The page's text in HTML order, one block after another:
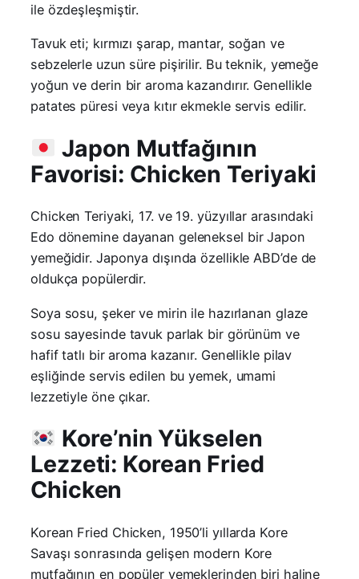
ile özdeşleşmiştir.
Tavuk eti; kırmızı şarap, mantar, soğan ve
sebzelerle uzun süre pişirilir. Bu teknik, yemeğe
yoğun ve derin bir aroma kazandırır. Genellikle
patates püresi veya kıtır ekmekle servis edilir.
Japon Mutfağının
Favorisi: Chicken Teriyaki
Chicken Teriyaki, 17. ve 19. yüzyıllar arasındaki
Edo dönemine dayanan geleneksel bir Japon
yemeğidir. Japonya dışında özellikle ABD’de de
oldukça popülerdir.
Soya sosu, şeker ve mirin ile hazırlanan glaze
sosu sayesinde tavuk parlak bir görünüm ve
hafif tatlı bir aroma kazanır. Genellikle pilav
eşliğinde servis edilen bu yemek, umami
lezzetiyle öne çıkar.
Kore’nin Yükselen
Lezzeti: Korean Fried
Chicken
Korean Fried Chicken, 1950’li yıllarda Kore
Savaşı sonrasında gelişen modern Kore
mutfağının en popüler yemeklerinden biri haline